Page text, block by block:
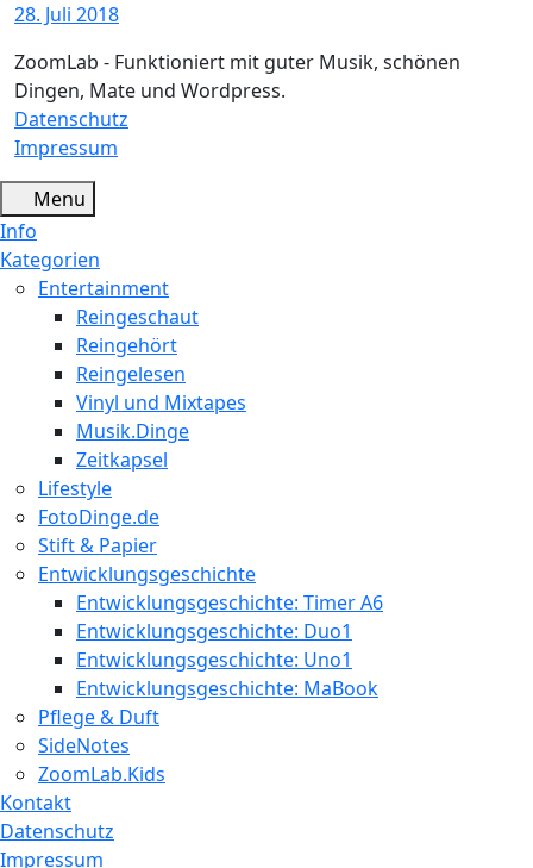
28. Juli 2018
ZoomLab - Funktioniert mit guter Musik, schönen
Dingen, Mate und Wordpress.
Datenschutz
Impressum
Menu
Info
Kategorien
Entertainment
Reingeschaut
Reingehört
Reingelesen
Vinyl und Mixtapes
Musik.Dinge
Zeitkapsel
Lifestyle
FotoDinge.de
Stift & Papier
Entwicklungsgeschichte
Entwicklungsgeschichte: Timer A6
Entwicklungsgeschichte: Duo1
Entwicklungsgeschichte: Uno1
Entwicklungsgeschichte: MaBook
Pflege & Duft
SideNotes
ZoomLab.Kids
Kontakt
Datenschutz
Impressum